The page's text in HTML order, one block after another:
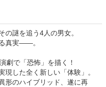
の謎を追う4人の男女。
真実——。
劇で「恐怖」を描く！
現した全く新しい「体験」。
形のハイブリッド、遂に再